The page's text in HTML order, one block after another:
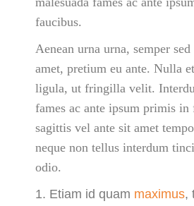
faucibus.
Aenean urna urna, semper
amet, pretium eu ante. Nulla
ligula, ut fringilla velit.
fames ac ante ipsum primis
sagittis vel ante sit amet
neque non tellus interdum
odio.
Etiam id quam maximus,